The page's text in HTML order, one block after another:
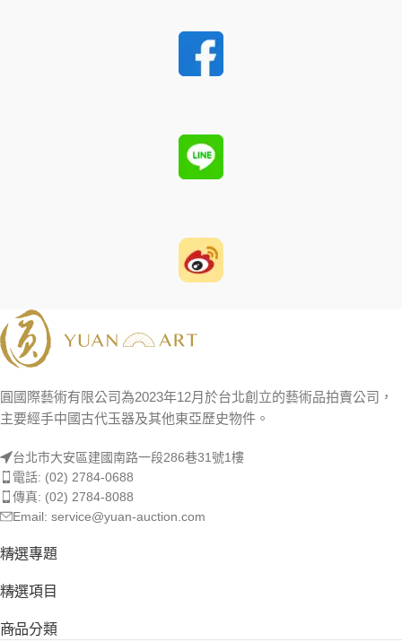
圓國際藝術有限公司為2023年12月於台北創立的藝術品拍賣公司，
主要經手中國古代玉器及其他東亞歷史物件。
台北市大安區建國南路一段286巷31號1樓
電話: (02) 2784-0688
傳真: (02) 2784-8088
Email: service@yuan-auction.com
精選專題
精選項目
商品分類